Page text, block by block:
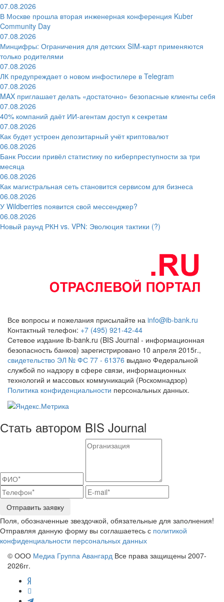
07.08.2026
В Москве прошла вторая инженерная конференция Kuber
Community Day
07.08.2026
Минцифры: Ограничения для детских SIM-карт применяются
только родителями
07.08.2026
ЛК предупреждает о новом инфостилере в Telegram
07.08.2026
MAX приглашает делать «достаточно» безопасные клиенты себя
07.08.2026
40% компаний даёт ИИ‑агентам доступ к секретам
07.08.2026
Как будет устроен депозитарный учёт криптовалют
06.08.2026
Банк России привёл статистику по киберпреступности за три
месяца
06.08.2026
Как магистральная сеть становится сервисом для бизнеса
06.08.2026
У Wildberries появится свой мессенджер?
06.08.2026
Новый раунд РКН vs. VPN: Эволюция тактики (?)
Все вопросы и пожелания присылайте на info@ib-bank.ru
Контактный телефон: +7 (495) 921-42-44
Сетевое издание ib-bank.ru (BIS Journal - информационная
безопасность банков) зарегистрировано 10 апреля 2015г.,
свидетельство ЭЛ № ФС 77 - 61376 выдано Федеральной
службой по надзору в сфере связи, информационных
технологий и массовых коммуникаций (Роскомнадзор)
Политика конфиденциальности персональных данных.
Стать автором BIS Journal
Отправить заявку
Поля, обозначенные звездочкой, обязательные для заполнения!
Отправляя данную форму вы соглашаетесь с политикой
конфиденциальности персональных данных
© ООО Медиа Группа Авангард Все права защищены 2007-
2026гг.